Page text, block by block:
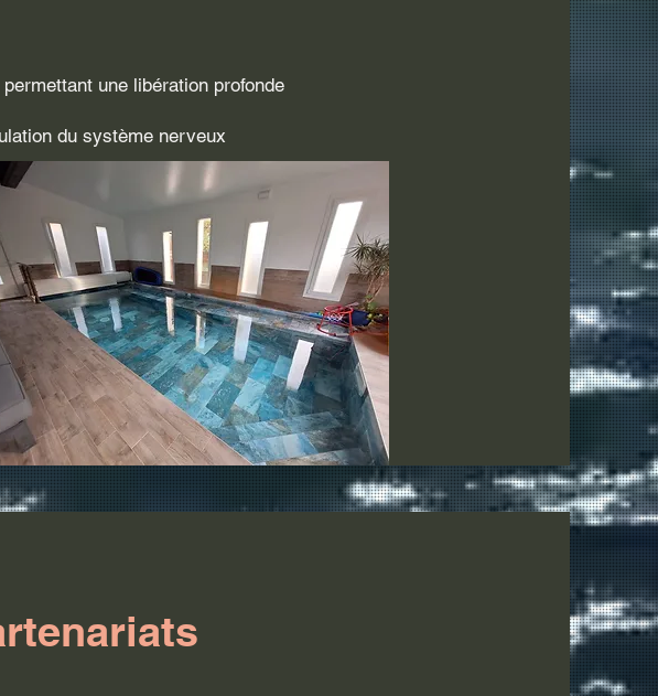
une libération profonde
du système nerveux